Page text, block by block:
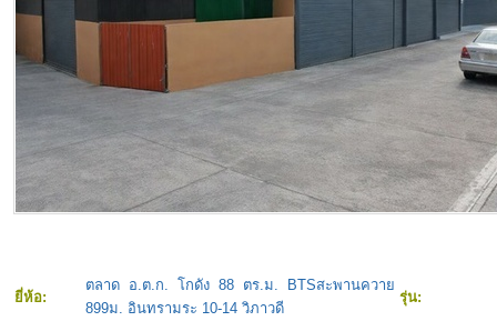
ยี่ห้อ:
ตลาด อ.ต.ก. โกดัง 88 ตร.ม. BTSสะพานควาย
899ม. อินทรามระ 10-14 วิภาวดี
รุ่น: